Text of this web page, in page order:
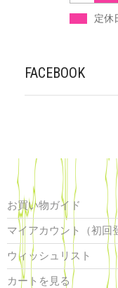
定休
FACEBOOK
お買い物ガイド
マイアカウント（初回
ウィッシュリスト
カートを見る